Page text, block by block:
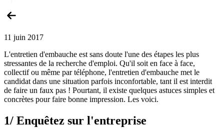
11 juin 2017
L'entretien d'embauche est sans doute l'une des étapes les plus
stressantes de la recherche d'emploi. Qu'il soit en face à face,
collectif ou même par téléphone, l'entretien d'embauche met le
candidat dans une situation parfois inconfortable, tant il est interdit
de faire un faux pas ! Pourtant, il existe quelques astuces simples et
concrètes pour faire bonne impression. Les voici.
1/ Enquêtez sur l'entreprise